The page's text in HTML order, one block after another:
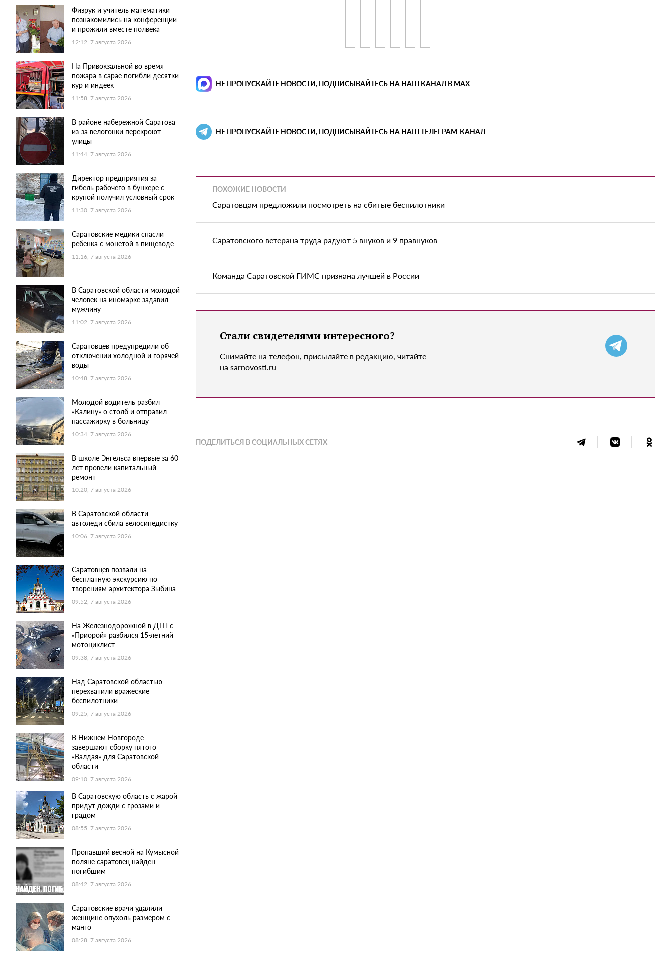
Физрук и учитель математики
познакомились на конференции
и прожили вместе полвека
12:12, 7 августа 2026
На Привокзальной во время
пожара в сарае погибли десятки
кур и индеек
11:58, 7 августа 2026
В районе набережной Саратова
из-за велогонки перекроют
улицы
11:44, 7 августа 2026
Директор предприятия за
гибель рабочего в бункере с
крупой получил условный срок
11:30, 7 августа 2026
Саратовские медики спасли
ребенка с монетой в пищеводе
11:16, 7 августа 2026
В Саратовской области молодой
человек на иномарке задавил
мужчину
11:02, 7 августа 2026
Саратовцев предупредили об
отключении холодной и горячей
воды
10:48, 7 августа 2026
Молодой водитель разбил
«Калину» о столб и отправил
пассажирку в больницу
10:34, 7 августа 2026
В школе Энгельса впервые за 60
лет провели капитальный
ремонт
10:20, 7 августа 2026
В Саратовской области
автоледи сбила велосипедистку
10:06, 7 августа 2026
Саратовцев позвали на
бесплатную экскурсию по
творениям архитектора Зыбина
09:52, 7 августа 2026
На Железнодорожной в ДТП с
«Приорой» разбился 15-летний
мотоциклист
09:38, 7 августа 2026
Над Саратовской областью
перехватили вражеские
беспилотники
09:25, 7 августа 2026
В Нижнем Новгороде
завершают сборку пятого
«Валдая» для Саратовской
области
09:10, 7 августа 2026
В Саратовскую область с жарой
придут дожди с грозами и
градом
08:55, 7 августа 2026
Пропавший весной на Кумысной
поляне саратовец найден
погибшим
08:42, 7 августа 2026
Саратовские врачи удалили
женщине опухоль размером с
манго
08:28, 7 августа 2026
НЕ ПРОПУСКАЙТЕ НОВОСТИ, ПОДПИСЫВАЙТЕСЬ НА НАШ КАНАЛ В MAX
НЕ ПРОПУСКАЙТЕ НОВОСТИ, ПОДПИСЫВАЙТЕСЬ НА НАШ ТЕЛЕГРАМ-КАНАЛ
ПОХОЖИЕ НОВОСТИ
Саратовцам предложили посмотреть на сбитые беспилотники
Саратовского ветерана труда радуют 5 внуков и 9 правнуков
Команда Саратовской ГИМС признана лучшей в России
Стали свидетелями интересного?
Снимайте на телефон, присылайте в редакцию, читайте
на sarnovosti.ru
ПОДЕЛИТЬСЯ В СОЦИАЛЬНЫХ СЕТЯХ